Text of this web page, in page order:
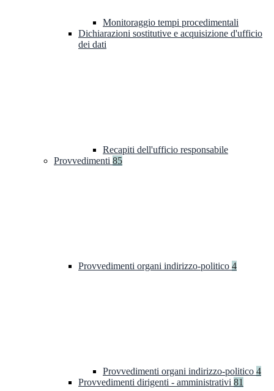
Monitoraggio tempi procedimentali
Dichiarazioni sostitutive e acquisizione d'ufficio
dei dati
Recapiti dell'ufficio responsabile
Provvedimenti 85
Provvedimenti organi indirizzo-politico 4
Provvedimenti organi indirizzo-politico 4
Provvedimenti dirigenti - amministrativi 81